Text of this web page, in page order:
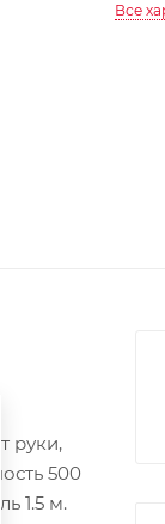
Все
руки,
500
1.5 м.